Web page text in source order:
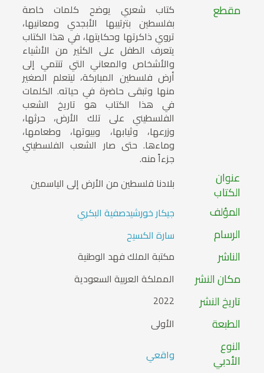
مقطع كتاب شعري يوضح كلمات خاصة
بفلسطين بترتيبها الأبجدي ومعانيها،
تروي ذاكرتها وحكايتها، في هذا الكتاب
يتعرف الطفل على الكثير من الأشياء
والأشخاص والمعاني التي تنتمي إلى
أرض فلسطين المباركة، ليتعلم الصغير
منها وتبقى حاضرة في حياته. الكلمات
في هذا الكتاب هو تاريخ الشعب
الفلسطيني على تلك الأرض، حرثها،
وزرعها، وثيابها، وبيوتها، وطعامها،
وماءها. حتى صار الشعب الفلسطيني
جزءاً منه.
عنوان
الكتاب بلادنا فلسطين من الأرض إلى الياسمين
المؤلف جيكار خورشيدصفية البكري
الرسام سارة الكسيح
الناشر مكتبة الملك فهد الوطنية
مكان النشر المملكة العربية السعودية
تاريخ النشر 2022
الطبعة الأولى
النوع
الأدبي واقعي